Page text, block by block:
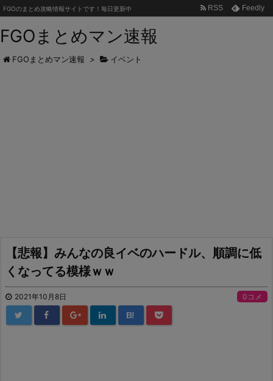
FGOまとめマン速報
FGOのまとめ攻略情報サイトです！毎日更新中 RSS Feedly
FGOまとめマン速報 > イベント
【悲報】みんなの良イベのハードル、順調に低
くなってる模様ｗｗ
2021年10月8日 0コメ
B!